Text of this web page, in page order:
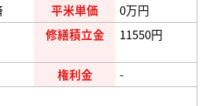
平米単価
0万円
修繕積立金 11550円
権利金
-